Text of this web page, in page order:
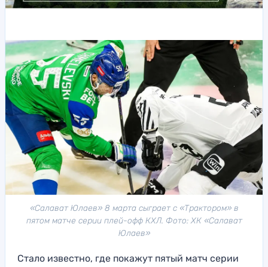
«Салават Юлаев» 8 марта сыграет с «Трактором» в
пятом матче серии плей-офф КХЛ. Фото: ХК «Салават
Юлаев»
Стало известно, где покажут пятый матч серии